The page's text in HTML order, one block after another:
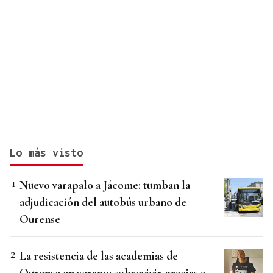
Lo más visto
Nuevo varapalo a Jácome: tumban la
adjudicación del autobús urbano de
Ourense
La resistencia de las academias de